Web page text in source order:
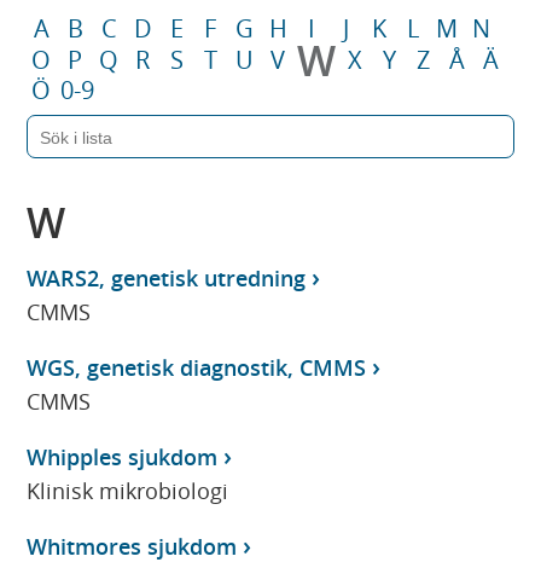
A B C D E F G H I J K L M N
O
P Q R S T U V W X Y Z Å Ä
Ö 0-9
W
WARS2, genetisk utredning
CMMS
WGS, genetisk diagnostik, CMMS
CMMS
Whipples sjukdom
Klinisk mikrobiologi
Whitmores sjukdom